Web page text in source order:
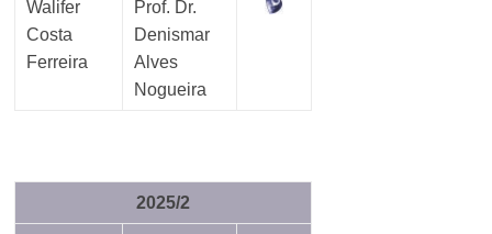
Walifer
Costa
Ferreira
Prof. Dr.
Denismar
Alves
Nogueira
2025/2